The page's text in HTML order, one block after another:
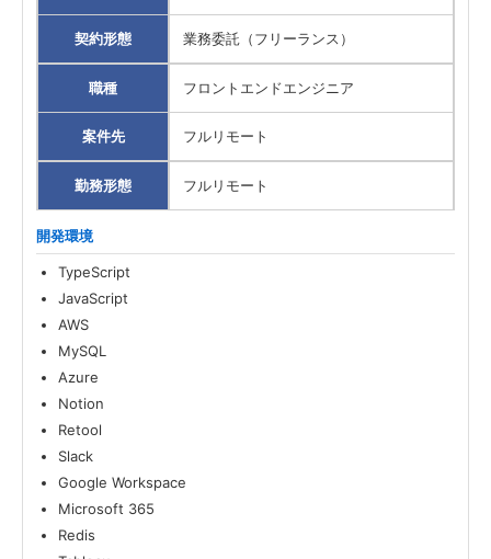
契約形態 業務委託（フリーランス）
職種 フロントエンドエンジニア
案件先 フルリモート
勤務形態 フルリモート
開発環境
TypeScript
JavaScript
AWS
MySQL
Azure
Notion
Retool
Slack
Google Workspace
Microsoft 365
Redis